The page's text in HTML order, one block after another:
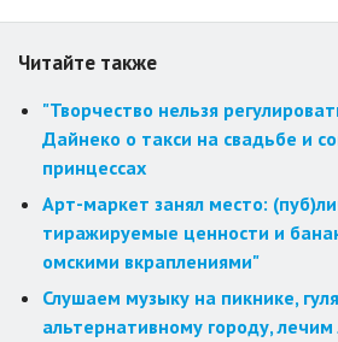
Читайте также
"Творчество нельзя
Дайнеко о такси на свадьбе и
принцессах
Арт-маркет занял место:
тиражируемые ценности и
омскими вкраплениями"
Слушаем музыку на пикнике,
альтернативному городу,